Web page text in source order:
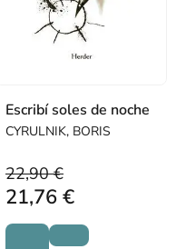
Escribí soles de noche
CYRULNIK, BORIS
22,90 €
21,76 €